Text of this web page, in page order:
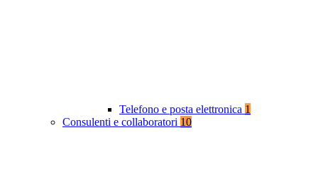
Telefono e posta elettronica 1
Consulenti e collaboratori 10